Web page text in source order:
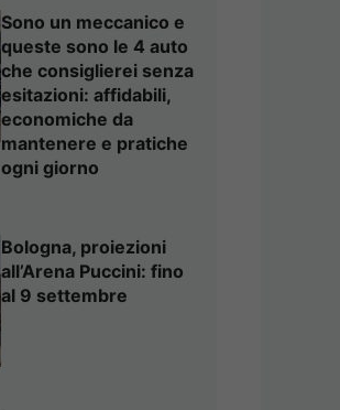
Sono un meccanico e
queste sono le 4 auto
che consiglierei senza
esitazioni: affidabili,
economiche da
mantenere e pratiche
ogni giorno
Bologna, proiezioni
all’Arena Puccini: fino
al 9 settembre